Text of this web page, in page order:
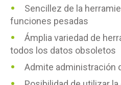
Sencillez de la
funciones pesadas
Ámplia variedad de
todos los datos obsoletos
Admite administración